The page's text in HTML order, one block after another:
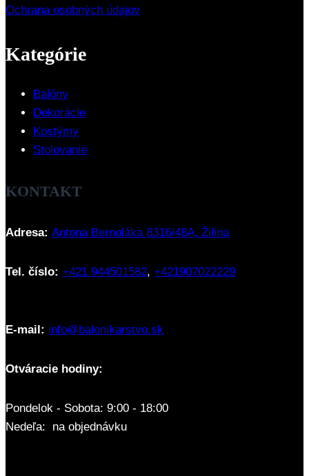
Ochrana osobných údajov
Kategórie
Balóny
Dekorácie
Kostýmy
Stolovanie
KONTAKT
Adresa: Antona Bernoláka 8316/48A, Žilina
Tel. číslo: +421 944501582, +421907022229
E-mail: info@balonikarstvo.sk
Otváracie hodiny:
Pondelok - Sobota: 9:00 - 18:00
Nedeľa: na objednávku